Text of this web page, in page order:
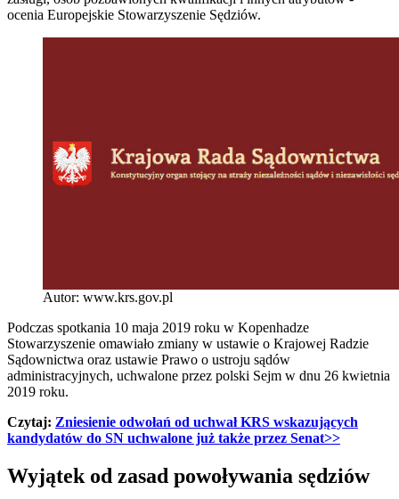
ocenia Europejskie Stowarzyszenie Sędziów.
Autor: www.krs.gov.pl
Podczas spotkania 10 maja 2019 roku w Kopenhadze
Stowarzyszenie omawiało zmiany w ustawie o Krajowej Radzie
Sądownictwa oraz ustawie Prawo o ustroju sądów
administracyjnych, uchwalone przez polski Sejm w dnu 26 kwietnia
2019 roku.
Czytaj: Zniesienie odwołań od uchwał KRS wskazujących
kandydatów do SN uchwalone już także przez Senat>>
Wyjątek od zasad powoływania sędziów